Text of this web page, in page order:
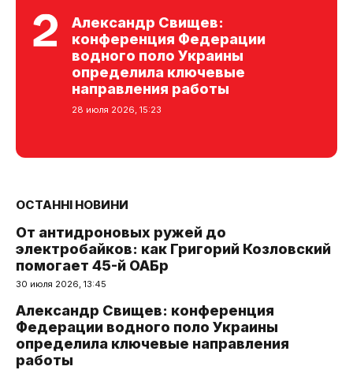
Александр Свищев:
конференция Федерации
водного поло Украины
определила ключевые
направления работы
28 июля 2026, 15:23
ОСТАННІ НОВИНИ
От антидроновых ружей до
электробайков: как Григорий Козловский
помогает 45-й ОАБр
30 июля 2026, 13:45
Александр Свищев: конференция
Федерации водного поло Украины
определила ключевые направления
работы